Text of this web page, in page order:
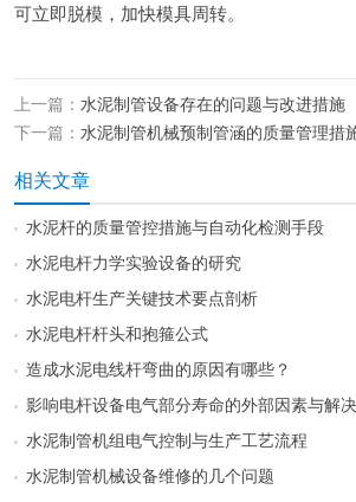
可立即脱模，加快模具周转。
上一篇： 水泥制管设备存在的问题与改进措施
下一篇： 水泥制管机械预制管涵的质量管理措
相关文章
水泥杆的质量管控措施与自动化检测手段
水泥电杆力学实验设备的研究
水泥电杆生产关键技术要点剖析
水泥电杆杆头和抱箍公式
造成水泥电线杆弯曲的原因有哪些？
影响电杆设备电气部分寿命的外部因素与解
水泥制管机组电气控制与生产工艺流程
水泥制管机械设备维修的几个问题